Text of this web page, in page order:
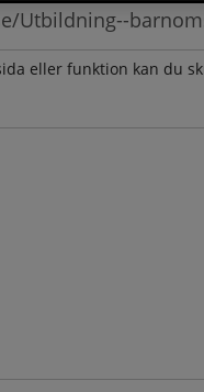
eller funktion kan du